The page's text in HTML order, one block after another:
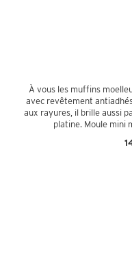
À vous les muffins
avec revêtement
aux rayures, il brille aussi
platine. Moule mini